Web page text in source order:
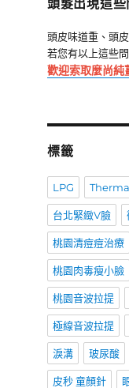
頭髮出現這
頭皮味道重、頭
若您有以上這些問
歡迎索取麼尚純
標籤
LPG
台北緊緻V臉
桃園清痘痘治療
桃園肉毒瘦小臉
桃園音波拉提
極線音波拉提
淚溝 玻尿酸
皮秒 童顏針